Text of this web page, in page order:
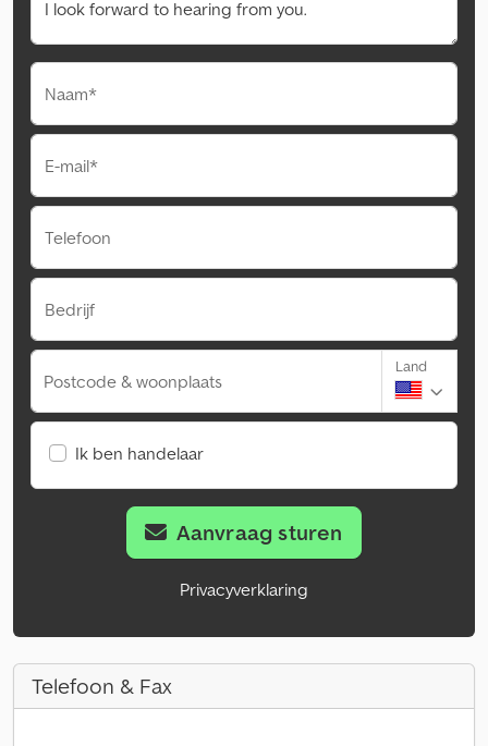
Naam*
E-mail*
Telefoon
Bedrijf
Postcode & woonplaats
Land
Ik ben handelaar
Aanvraag sturen
Privacyverklaring
Telefoon & Fax